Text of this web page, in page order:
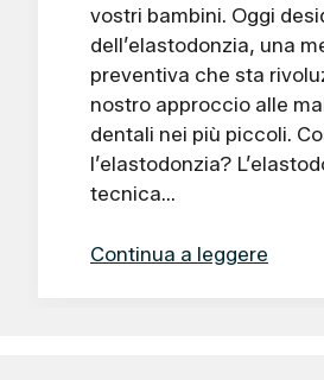
vostri bambini. Oggi
dell’elastodonzia, una
preventiva che sta
nostro approccio alle
dentali nei più piccoli.
l’elastodonzia?
tecnica…
Continua a leggere